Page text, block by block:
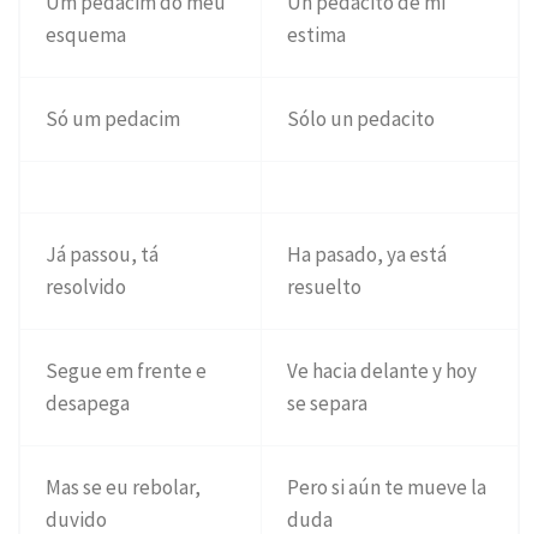
esquema
estima
Só um pedacim Sólo un pedacito
Já passou, tá
resolvido
Ha pasado, ya está
resuelto
Segue em frente e
desapega
Ve hacia delante y hoy
se separa
Mas se eu rebolar,
duvido
Pero si aún te mueve la
duda